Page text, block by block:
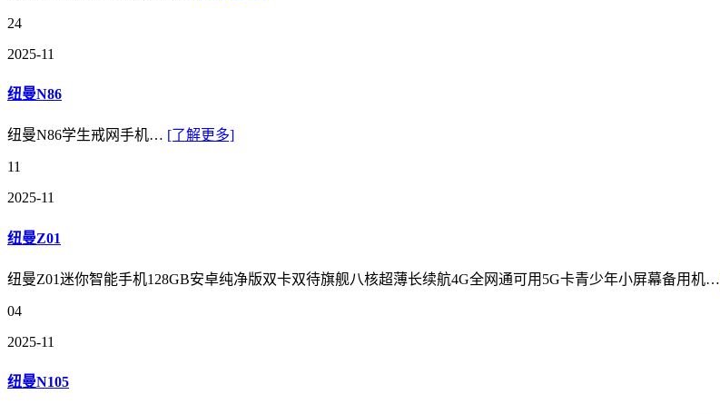
24
2025-11
纽曼N86
纽曼N86学生戒网手机… [了解更多]
11
2025-11
纽曼Z01
纽曼Z01迷你智能手机128GB安卓纯净版双卡双待旗舰八核超薄长续航4G全网通可用5G卡青少年小屏幕备用机…
04
2025-11
纽曼N105